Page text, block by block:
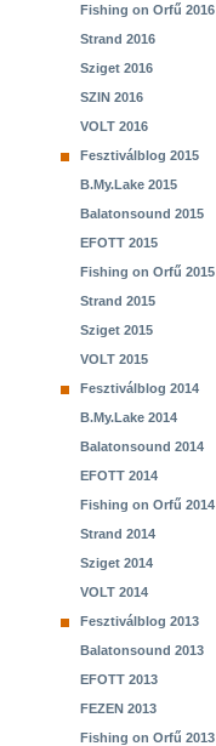
Fishing on Orfű 2016
Strand 2016
Sziget 2016
SZIN 2016
VOLT 2016
Fesztiválblog 2015
B.My.Lake 2015
Balatonsound 2015
EFOTT 2015
Fishing on Orfű 2015
Strand 2015
Sziget 2015
VOLT 2015
Fesztiválblog 2014
B.My.Lake 2014
Balatonsound 2014
EFOTT 2014
Fishing on Orfű 2014
Strand 2014
Sziget 2014
VOLT 2014
Fesztiválblog 2013
Balatonsound 2013
EFOTT 2013
FEZEN 2013
Fishing on Orfű 2013